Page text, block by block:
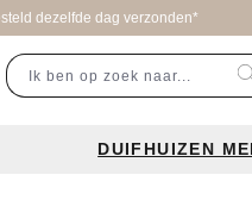
dezelfde dag verzonden*
DUIFHUIZEN